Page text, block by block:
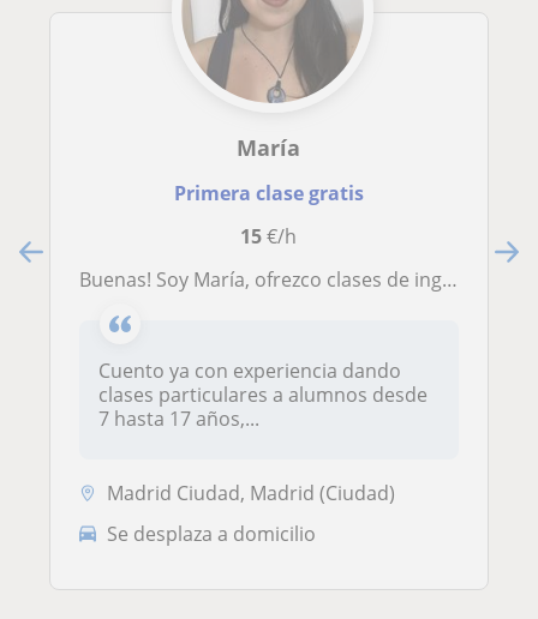
María
Primera clase gratis
15€/h
Buenas! Soy María, ofrezco clases de ingles en la zona de vallecas o madrid centro (cuento con un nivel C1, en proceso del C2)
Cuento ya con experiencia dando
clases particulares a alumnos desde
7 hasta 17 años,...
Madrid Ciudad, Madrid (Ciudad)
Se desplaza a domicilio